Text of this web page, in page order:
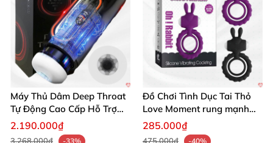
Máy Thủ Dâm Deep Throat
Tự Động Cao Cấp Hỗ Trợ
Gắn Tường
2.190.000₫
3.268.000₫
-33%
Đồ Chơi Tình Dục Tai Thỏ
Love Moment rung mạnh
mẽ êm ái
285.000₫
475.000₫
-40%